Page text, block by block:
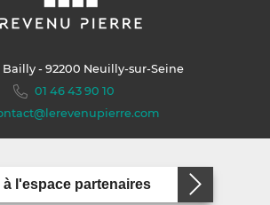
Bailly- 92200 Neuilly-sur-Seine
01 46 43 90 10
l'espace partenaires